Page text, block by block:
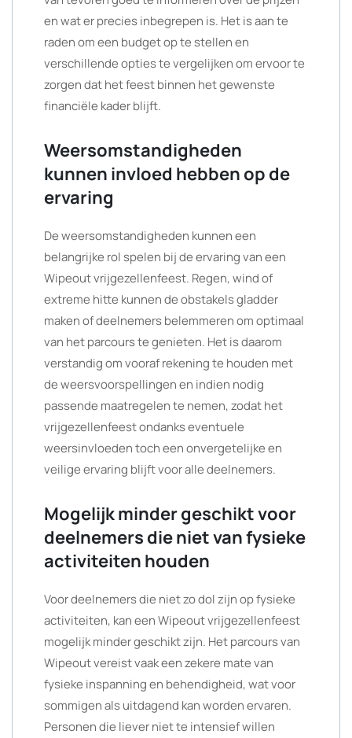
en wat er precies inbegrepen is. Het is aan te
raden om een budget op te stellen en
verschillende opties te vergelijken om ervoor te
zorgen dat het feest binnen het gewenste
financiële kader blijft.
Weersomstandigheden
kunnen invloed hebben op de
ervaring
De weersomstandigheden kunnen een
belangrijke rol spelen bij de ervaring van een
Wipeout vrijgezellenfeest. Regen, wind of
extreme hitte kunnen de obstakels gladder
maken of deelnemers belemmeren om optimaal
van het parcours te genieten. Het is daarom
verstandig om vooraf rekening te houden met
de weersvoorspellingen en indien nodig
passende maatregelen te nemen, zodat het
vrijgezellenfeest ondanks eventuele
weersinvloeden toch een onvergetelijke en
veilige ervaring blijft voor alle deelnemers.
Mogelijk minder geschikt voor
deelnemers die niet van fysieke
activiteiten houden
Voor deelnemers die niet zo dol zijn op fysieke
activiteiten, kan een Wipeout vrijgezellenfeest
mogelijk minder geschikt zijn. Het parcours van
Wipeout vereist vaak een zekere mate van
fysieke inspanning en behendigheid, wat voor
sommigen als uitdagend kan worden ervaren.
Personen die liever niet te intensief willen